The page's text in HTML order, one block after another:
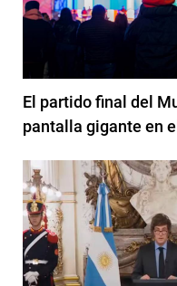
El partido final del
pantalla gigante en